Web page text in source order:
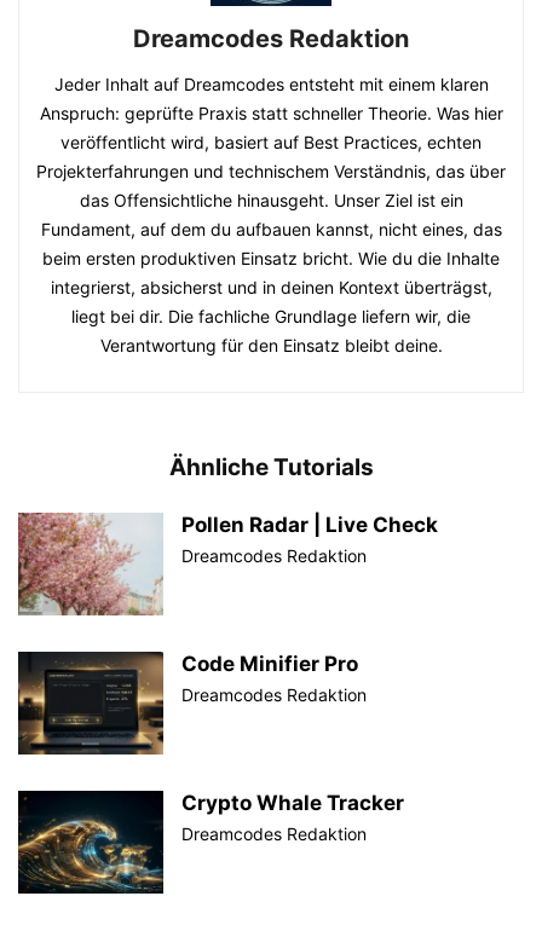
Dreamcodes Redaktion
Jeder Inhalt auf Dreamcodes entsteht mit einem klaren
Anspruch: geprüfte Praxis statt schneller Theorie. Was hier
veröffentlicht wird, basiert auf Best Practices, echten
Projekterfahrungen und technischem Verständnis, das über
das Offensichtliche hinausgeht. Unser Ziel ist ein
Fundament, auf dem du aufbauen kannst, nicht eines, das
beim ersten produktiven Einsatz bricht. Wie du die Inhalte
integrierst, absicherst und in deinen Kontext überträgst,
liegt bei dir. Die fachliche Grundlage liefern wir, die
Verantwortung für den Einsatz bleibt deine.
Ähnliche Tutorials
Pollen Radar | Live Check
Dreamcodes Redaktion
Code Minifier Pro
Dreamcodes Redaktion
Crypto Whale Tracker
Dreamcodes Redaktion